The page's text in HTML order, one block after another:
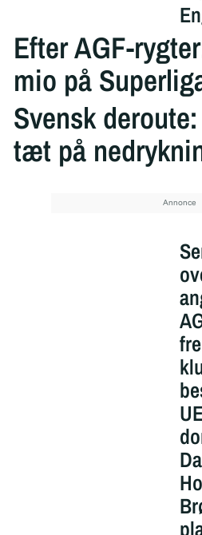
Efter AGF-
mio på
Svensk
tæt på